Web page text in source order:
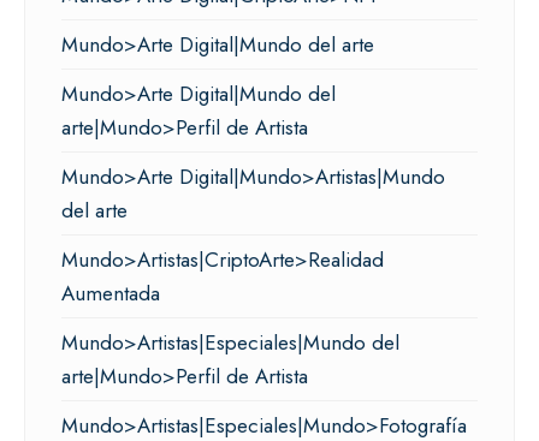
Mundo>Arte Digital|Mundo del arte
Mundo>Arte Digital|Mundo del
arte|Mundo>Perfil de Artista
Mundo>Arte Digital|Mundo>Artistas|Mundo
del arte
Mundo>Artistas|CriptoArte>Realidad
Aumentada
Mundo>Artistas|Especiales|Mundo del
arte|Mundo>Perfil de Artista
Mundo>Artistas|Especiales|Mundo>Fotografía